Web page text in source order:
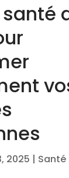
2025 | Santé